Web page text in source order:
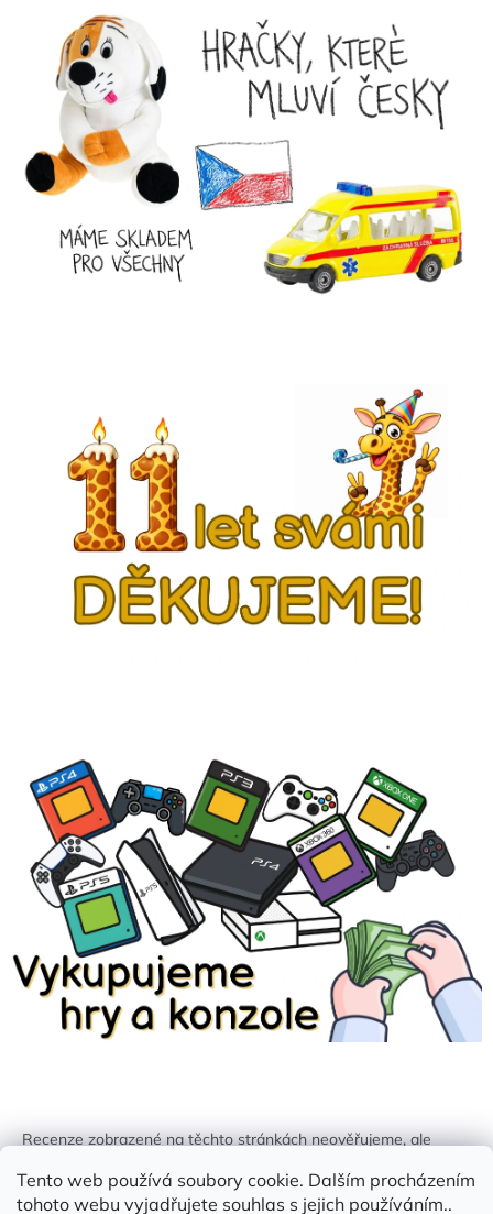
Tento web používá soubory cookie. Dalším procházením
tohoto webu vyjadřujete souhlas s jejich používáním..
Recenze zobrazené na těchto stránkách neověřujeme, ale
identifikován.